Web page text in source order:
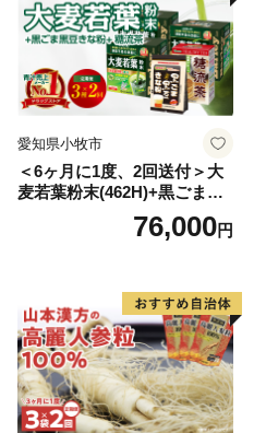
愛知県小牧市
＜6ヶ月に1度、2回送付＞大
麦若葉粉末(462H)+黒ごま黒
豆きな粉+ 糖流茶 山本漢
76,000円